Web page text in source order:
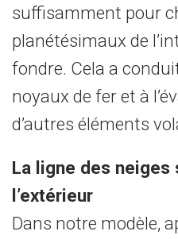
suffisamment pour
planétésimaux de
fondre. Cela a
noyaux de fer et à
d’autres éléments
La ligne des neiges
l’extérieur
Dans notre modèle,